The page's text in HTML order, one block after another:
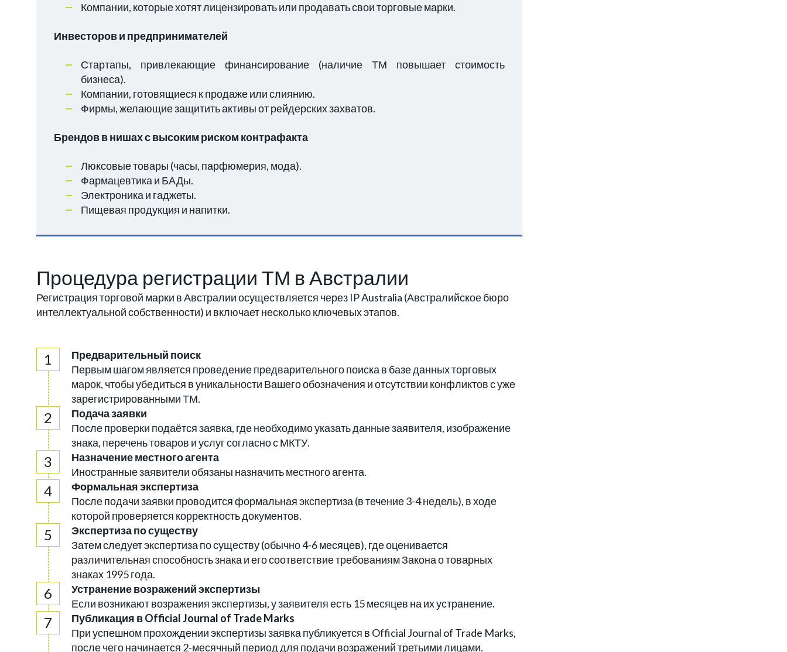
Компании, которые хотят лицензировать или продавать свои торговые марки.
Инвесторов и предпринимателей
Стартапы, привлекающие финансирование (наличие ТМ повышает стоимость
бизнеса).
Компании, готовящиеся к продаже или слиянию.
Фирмы, желающие защитить активы от рейдерских захватов.
Брендов в нишах с высоким риском контрафакта
Люксовые товары (часы, парфюмерия, мода).
Фармацевтика и БАДы.
Электроника и гаджеты.
Пищевая продукция и напитки.
Процедура регистрации ТМ в Австралии
Регистрация торговой марки в Австралии осуществляется через IP Australia (Австралийское бюро
интеллектуальной собственности) и включает несколько ключевых этапов.
Предварительный поиск
Первым шагом является проведение предварительного поиска в базе данных торговых
марок, чтобы убедиться в уникальности Вашего обозначения и отсутствии конфликтов с уже
зарегистрированными ТМ.
Подача заявки
После проверки подаётся заявка, где необходимо указать данные заявителя, изображение
знака, перечень товаров и услуг согласно с МКТУ.
Назначение местного агента
Иностранные заявители обязаны назначить местного агента.
Формальная экспертиза
После подачи заявки проводится формальная экспертиза (в течение 3-4 недель), в ходе
которой проверяется корректность документов.
Экспертиза по существу
Затем следует экспертиза по существу (обычно 4-6 месяцев), где оценивается
различительная способность знака и его соответствие требованиям Закона о товарных
знаках 1995 года.
Устранение возражений экспертизы
Если возникают возражения экспертизы, у заявителя есть 15 месяцев на их устранение.
Публикация в Official Journal of Trade Marks
При успешном прохождении экспертизы заявка публикуется в Official Journal of Trade Marks,
после чего начинается 2-месячный период для подачи возражений третьими лицами.